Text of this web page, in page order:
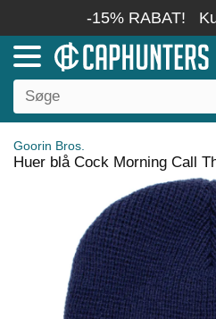
-15% RABAT!
Goorin Bros.
Huer blå Cock Morning Call